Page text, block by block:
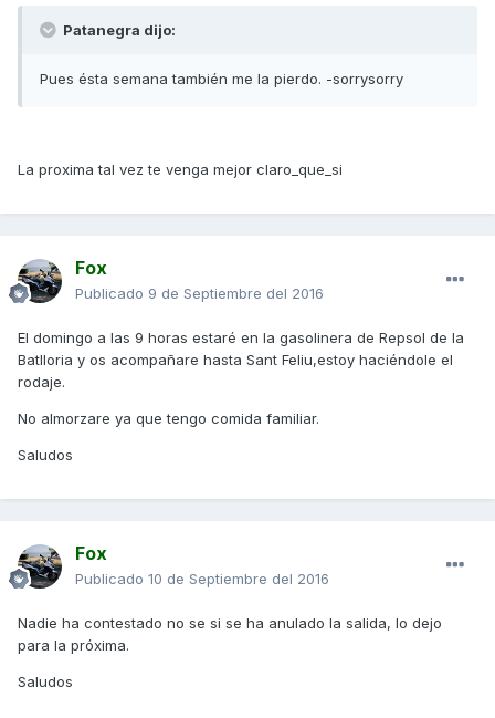
Patanegra dijo:
Pues ésta semana también me la pierdo. -sorrysorry
La proxima tal vez te venga mejor claro_que_si
Fox
Publicado 9 de Septiembre del 2016
El domingo a las 9 horas estaré en la gasolinera de Repsol de la
Batlloria y os acompañare hasta Sant Feliu,estoy haciéndole el
rodaje.
No almorzare ya que tengo comida familiar.
Saludos
Fox
Publicado 10 de Septiembre del 2016
Nadie ha contestado no se si se ha anulado la salida, lo dejo
para la próxima.
Saludos